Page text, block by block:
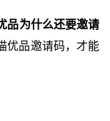
品为什么还要邀请
优品邀请码，才能